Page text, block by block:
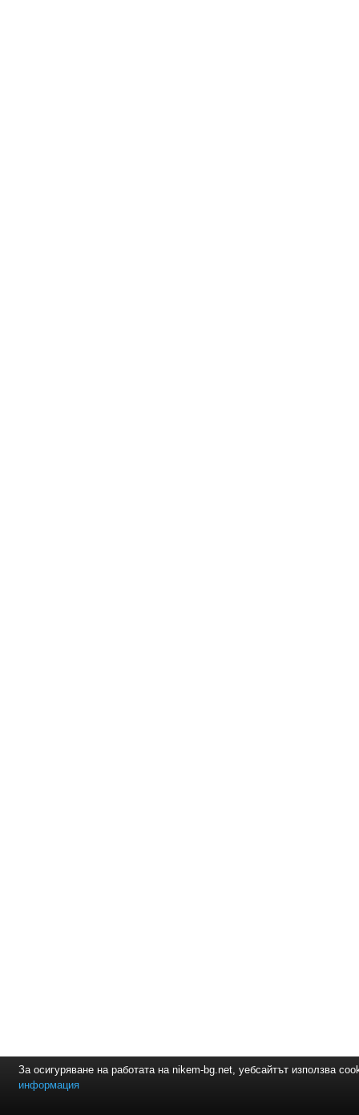
За осигуряване на работата на nikem-bg.net, уебсайтът използва
информация